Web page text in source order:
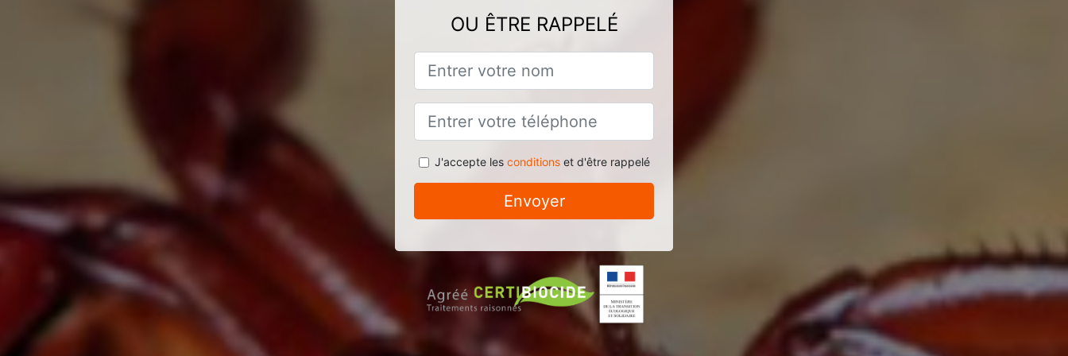
OU ÊTRE RAPPELÉ
J'accepte les conditionset d'être rappelé
Envoyer